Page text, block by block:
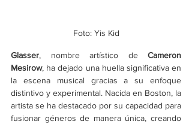
Foto: Yis Kid
Glasser, nombre artístico de Cameron
Mesirow, ha dejado una huella significativa en
la escena musical gracias a su enfoque
distintivo y experimental. Nacida en Boston, la
artista se ha destacado por su capacidad para
fusionar géneros de manera única, creando